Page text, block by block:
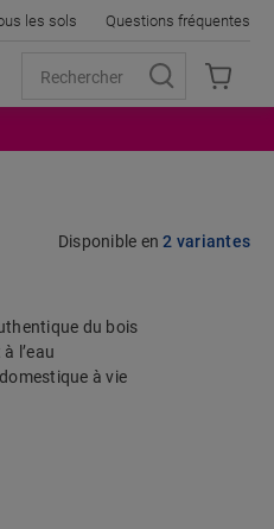
les sols Questions fréquentes
Disponible en2 variantes
du bois
l’eau
à vie